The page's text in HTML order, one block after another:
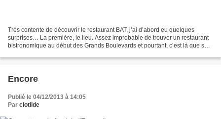
Très contente de découvrir le restaurant BAT, j’ai d’abord eu quelques
surprises… La première, le lieu. Assez improbable de trouver un restaurant
bistronomique au début des Grands Boulevards et pourtant, c’est là que se
Encore
Publié le 04/12/2013 à 14:05
Par clotilde